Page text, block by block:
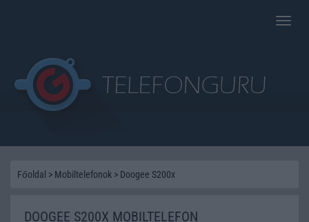
Toggle
Főoldal > Mobiltelefonok > Doogee S200x
DOOGEE S200X MOBILTELEFON